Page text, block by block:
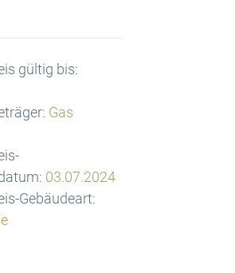
gültig bis:
Gas
03.07.2024
Gebäudeart: